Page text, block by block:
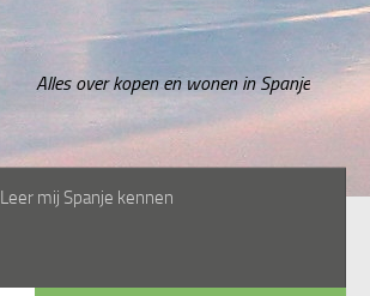
Alles over kopen en wonen in Spanje
Leer mij Spanje kennen